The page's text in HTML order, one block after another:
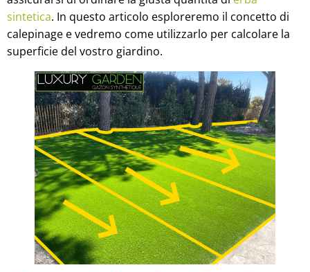
sintetica. In questo articolo esploreremo il concetto di
calepinage e vedremo come utilizzarlo per calcolare la
superficie del vostro giardino.